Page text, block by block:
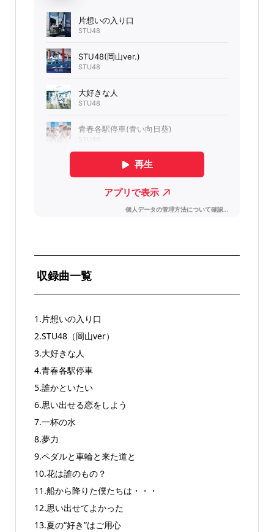
収録曲一覧
1.片想いの入り口
2.STU48（岡山ver）
3.大好きな人
4.青春各駅停車
5.誰かといたい
6.思い出せる恋をしよう
7.一杯の水
8.夢力
9.ペダルと車輪と来た道と
10.花は誰のもの？
11.船から降りた僕たちは・・・
12.思い出せてよかった
13.夏の“好き”はご用心